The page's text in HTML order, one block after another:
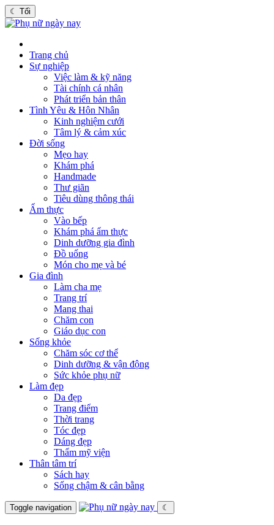
☾ Tối
Trang chủ
Sự nghiệp
Việc làm & kỹ năng
Tài chính cá nhân
Phát triển bản thân
Tình Yêu & Hôn Nhân
Kinh nghiệm cưới
Tâm lý & cảm xúc
Đời sống
Mẹo hay
Khám phá
Handmade
Thư giãn
Tiêu dùng thông thái
Ẩm thực
Vào bếp
Khám phá ẩm thực
Dinh dưỡng gia đình
Đồ uống
Món cho mẹ và bé
Gia đình
Làm cha mẹ
Trang trí
Mang thai
Chăm con
Giáo dục con
Sống khỏe
Chăm sóc cơ thể
Dinh dưỡng & vận động
Sức khỏe phụ nữ
Làm đẹp
Da đẹp
Trang điểm
Thời trang
Tóc đẹp
Dáng đẹp
Thẩm mỹ viện
Thân tâm trí
Sách hay
Sống chậm & cân bằng
Toggle navigation ☾